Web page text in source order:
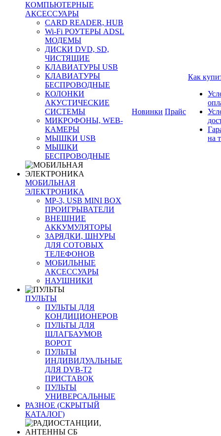
КОМПЬЮТЕРНЫЕ
АКСЕССУАРЫ
CARD READER, HUB
Wi-Fi РОУТЕРЫ ADSL
МОДЕМЫ
ДИСКИ DVD, SD,
ЧИСТЯЩИЕ
КЛАВИАТУРЫ USB
КЛАВИАТУРЫ
БЕСПРОВОДНЫЕ
КОЛОНКИ
АКУСТИЧЕСКИЕ
СИСТЕМЫ
МИКРОФОНЫ, WEB-
КАМЕРЫ
МЫШКИ USB
МЫШКИ
БЕСПРОВОДНЫЕ
МОБИЛЬНАЯ
ЭЛЕКТРОНИКА
MP-3, USB MINI BOX
ПРОИГРЫВАТЕЛИ
ВНЕШНИЕ
АККУМУЛЯТОРЫ
ЗАРЯДКИ, ШНУРЫ
ДЛЯ СОТОВЫХ
ТЕЛЕФОНОВ
МОБИЛЬНЫЕ
АКСЕССУАРЫ
НАУШНИКИ
ПУЛЬТЫ
ПУЛЬТЫ ДЛЯ
КОНДИЦИОНЕРОВ
ПУЛЬТЫ ДЛЯ
ШЛАГБАУМОВ
ВОРОТ
ПУЛЬТЫ
ИНДИВИДУАЛЬНЫЕ
ДЛЯ DVB-T2
ПРИСТАВОК
ПУЛЬТЫ
УНИВЕРСАЛЬНЫЕ
РАЗНОЕ (СКРЫТЫЙ
КАТАЛОГ)
Новинки Прайс
Как
на